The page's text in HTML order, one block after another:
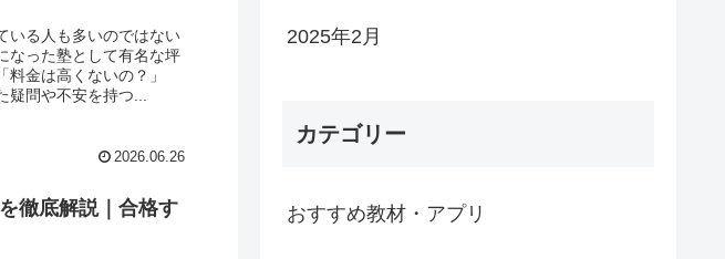
いる人も多いのではない
なった塾として有名な坪
金は高くないの？」
疑問や不安を持つ...
2026.06.26
徹底解説｜合格す
2025年2月
カテゴリー
おすすめ教材・アプリ